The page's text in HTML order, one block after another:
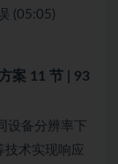
(05:05)
案 11 节 | 93
设备分辨率下
技术实现响应